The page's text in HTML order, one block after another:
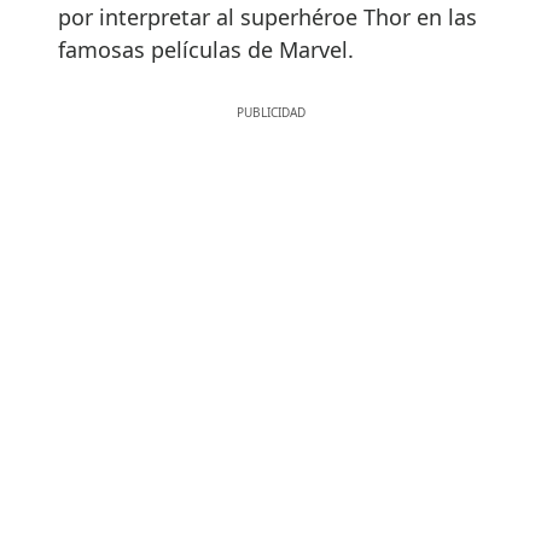
por interpretar al superhéroe Thor en las
famosas películas de Marvel.